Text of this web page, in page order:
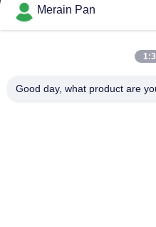
gia công nguội, thép kết cấu
Liên Kết Nhanh
Hướng Dẫn VR
Merain Pan
Good day, what product are